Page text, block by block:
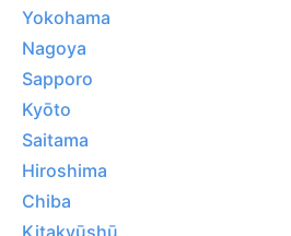
Yokohama
Nagoya
Sapporo
Kyōto
Saitama
Hiroshima
Chiba